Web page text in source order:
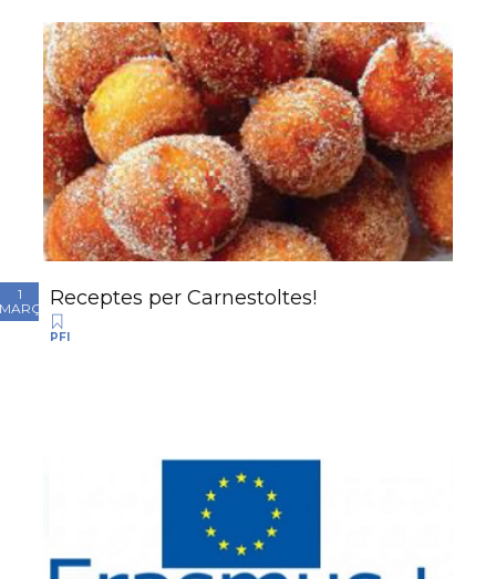
1
Receptes per Carnestoltes!
PFI